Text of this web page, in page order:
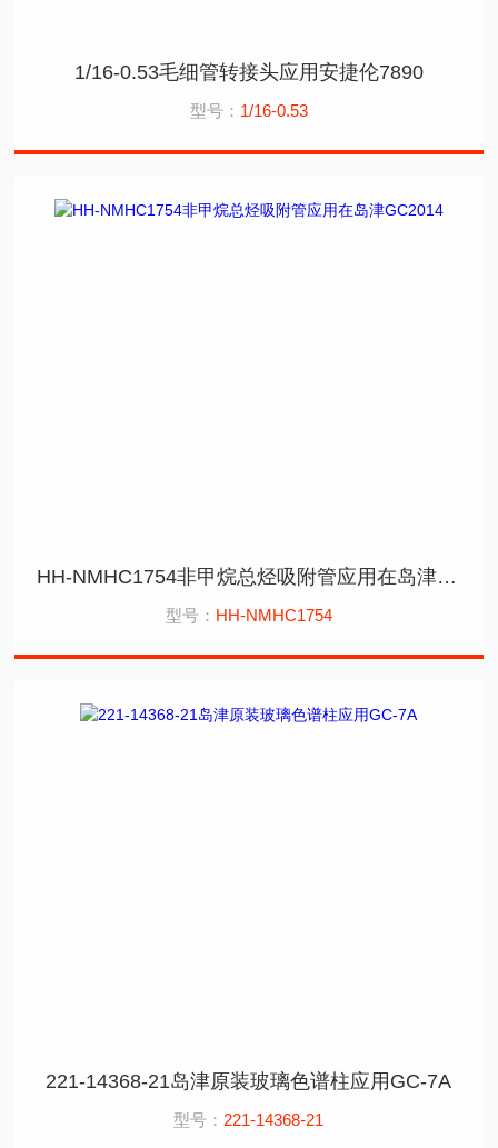
1/16-0.53毛细管转接头应用安捷伦7890
型号： 1/16-0.53
HH-NMHC1754非甲烷总烃吸附管应用在岛津GC2014
型号： HH-NMHC1754
221-14368-21岛津原装玻璃色谱柱应用GC-7A
型号： 221-14368-21